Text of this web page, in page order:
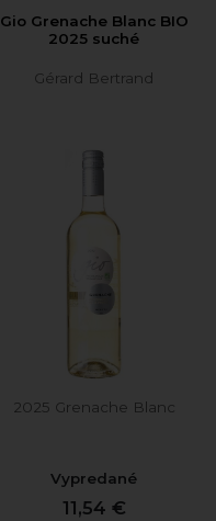
Gio Grenache Blanc BIO
2025 suché
Gérard Bertrand
2025 Grenache Blanc
Vypredané
11,54 €